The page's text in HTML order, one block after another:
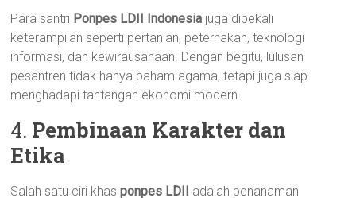
Para santri Ponpes LDII Indonesia juga dibekali
keterampilan seperti pertanian, peternakan, teknologi
informasi, dan kewirausahaan. Dengan begitu, lulusan
pesantren tidak hanya paham agama, tetapi juga siap
menghadapi tantangan ekonomi modern.
4. Pembinaan Karakter dan
Etika
Salah satu ciri khasponpes LDII adalah penanaman